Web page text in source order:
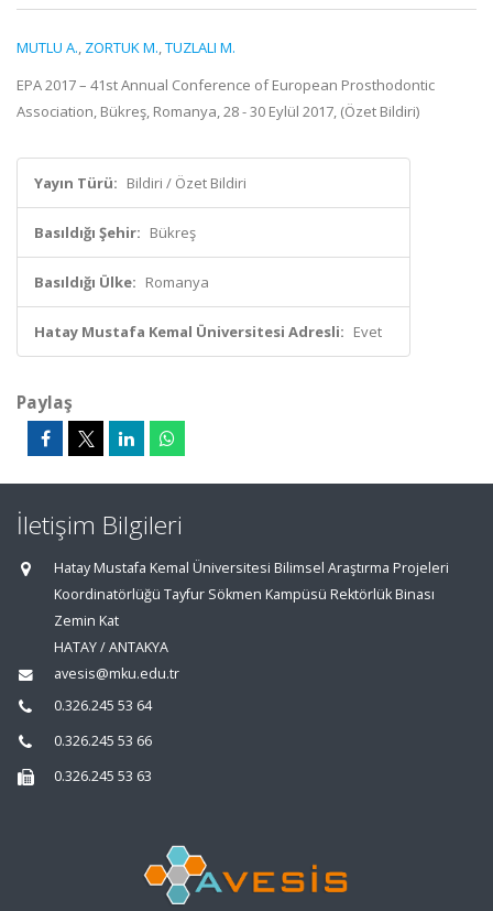
MUTLU A., ZORTUK M.,TUZLALI M.
EPA 2017 – 41st Annual Conference of European Prosthodontic
Association, Bükreş, Romanya, 28 - 30 Eylül 2017, (Özet Bildiri)
Yayın Türü: Bildiri / Özet Bildiri
Basıldığı Şehir: Bükreş
Basıldığı Ülke: Romanya
Hatay Mustafa Kemal Üniversitesi Adresli: Evet
Paylaş
İletişim Bilgileri
Hatay Mustafa Kemal Üniversitesi Bilimsel Araştırma Projeleri
Koordinatörlüğü Tayfur Sökmen Kampüsü Rektörlük Binası
Zemin Kat
HATAY / ANTAKYA
avesis@mku.edu.tr
0.326.245 53 64
0.326.245 53 66
0.326.245 53 63